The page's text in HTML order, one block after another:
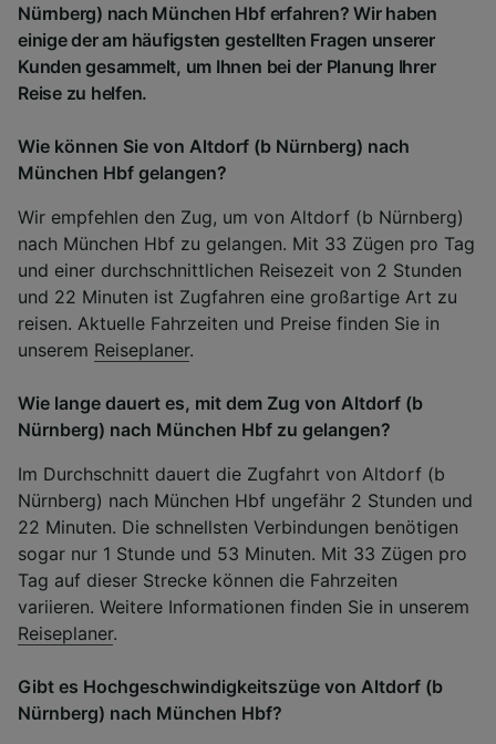
Nürnberg) nach München Hbf erfahren? Wir haben
einige der am häufigsten gestellten Fragen unserer
Kunden gesammelt, um Ihnen bei der Planung Ihrer
Reise zu helfen.
Wie können Sie von Altdorf (b Nürnberg) nach
München Hbf gelangen?
Wir empfehlen den Zug, um von Altdorf (b Nürnberg)
nach München Hbf zu gelangen. Mit 33 Zügen pro Tag
und einer durchschnittlichen Reisezeit von 2 Stunden
und 22 Minuten ist Zugfahren eine großartige Art zu
reisen. Aktuelle Fahrzeiten und Preise finden Sie in
unserem Reiseplaner.
Wie lange dauert es, mit dem Zug von Altdorf (b
Nürnberg) nach München Hbf zu gelangen?
Im Durchschnitt dauert die Zugfahrt von Altdorf (b
Nürnberg) nach München Hbf ungefähr 2 Stunden und
22 Minuten. Die schnellsten Verbindungen benötigen
sogar nur 1 Stunde und 53 Minuten. Mit 33 Zügen pro
Tag auf dieser Strecke können die Fahrzeiten
variieren. Weitere Informationen finden Sie in unserem
Reiseplaner.
Gibt es Hochgeschwindigkeitszüge von Altdorf (b
Nürnberg) nach München Hbf?